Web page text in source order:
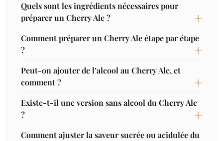
Quels sont les ingrédients nécessaires pour
préparer un Cherry Ale ?
Comment préparer un Cherry Ale étape par étape
?
Peut-on ajouter de l’alcool au Cherry Ale, et
comment ?
Existe-t-il une version sans alcool du Cherry Ale
?
Comment ajuster la saveur sucrée ou acidulée du